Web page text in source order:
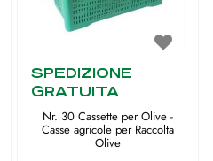
SPEDIZIONE
GRATUITA
Nr. 30 Cassette per Olive -
Casse agricole per Raccolta
Olive